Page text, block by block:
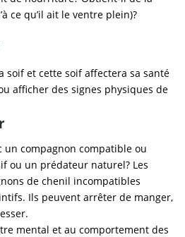
ce qu’il ait le ventre plein)?
soif et cette soif affectera sa santé
afficher des signes physiques de
un compagnon compatible ou
ou un prédateur naturel? Les
de chenil incompatibles
Ils peuvent arrêter de manger,
mental et au comportement des